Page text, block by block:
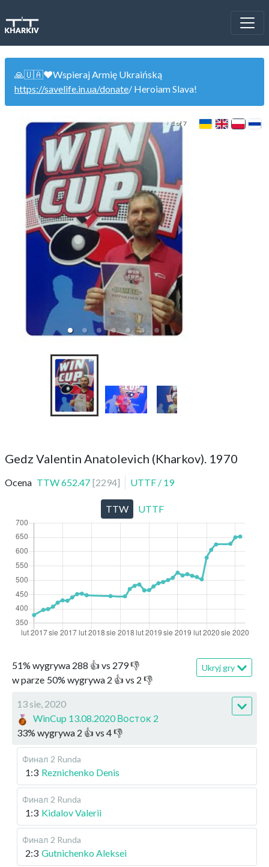
🙏🇺🇦❤️Wspieraj Armię Ukraińską
https://savelife.in.ua/donate/ Heroiam Slava!
1 of 7
Gedz Valentin Anatolevich (Kharkov). 1970
Ocena TTW652.47 [2294] UTTF / 19
51% wygrywa 288 👍 vs 279👎
w parze 50% wygrywa 2 👍 vs 2 👎
Ukryj gry
13 sie, 2020
WinCup 13.08.2020 Восток 2
33% wygrywa 2 👍 vs 4👎
Финал 2 Runda
1:3 Reznichenko Denis
Финал 2 Runda
1:3 Kidalov Valerii
Финал 2 Runda
2:3 Gutnichenko Aleksei
TTW UTTF